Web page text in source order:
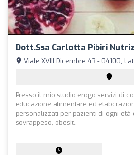
Dott.ssa Carlotta Pibiri
Viale XVIII Dicembre 43 - 04100,
Presso il mio studio erogo servizi di
educazione alimentare ed
personalizzati per pazienti di ogni età
sovrappeso, obesit...